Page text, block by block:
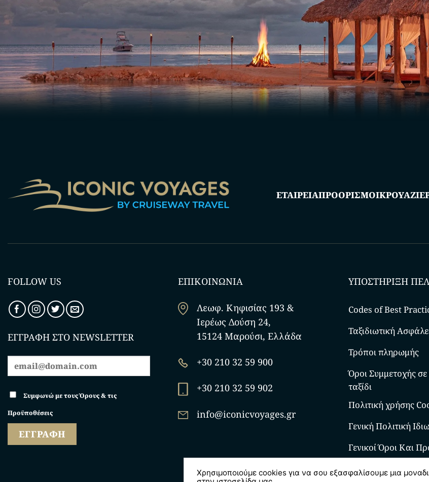
ΕΤΑΙΡΕΙΑΠΡΟΟΡΙΣΜΟΙ
FOLLOW US
ΕΓΓΡΑΦΗ ΣΤΟ NEWSLETTER
Συμφωνώ με τους Όρους & τις
Προϋποθέσεις
ΕΠΙΚΟΙΝΩΝΙΑ
Λεωφ. Κηφισίας 193 &
Ιερέως Δούση 24,
15124 Μαρούσι, Ελλάδα
+30 210 32 59 900
+30 210 32 59 902
info@iconicvoyages.gr
ΥΠΟΣΤΗΡΙΞΗ
Codes of Best
Ταξιδιωτική
Τρόποι πληρωμής
Όροι Συμμετοχής
ταξίδι
Πολιτική χρήσης
Γενική Πολιτική
Γενικοί Όροι Και
Χρησιμοποιούμε cookies για να σου εξασφαλίσουμε μια